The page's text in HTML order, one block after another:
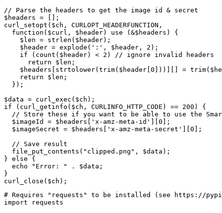
// Parse the headers to get the image id & secret
$headers = [];
curl_setopt($ch, CURLOPT_HEADERFUNCTION,
  function($curl, $header) use (&$headers) {
    $len = strlen($header);
    $header = explode(':', $header, 2);
    if (count($header) < 2) // ignore invalid headers
      return $len;
$headers[strtolower(trim($header[0]))][] =
    return $len;
  });
$data = curl_exec($ch);
if (curl_getinfo($ch, CURLINFO_HTTP_CODE) == 200) {
// Store these if you want to be able to use the
  $imageId = $headers['x-amz-meta-id'][0];
  $imageSecret = $headers['x-amz-meta-secret'][0];
  // Save result
  file_put_contents("clipped.png", $data);
} else {
  echo "Error: " . $data;
}
curl_close($ch);
# Requires "requests" to be installed (see https://
import requests